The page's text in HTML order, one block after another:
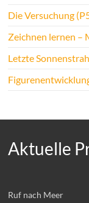
Die Versuchung
Zeichnen lernen –
Letzte
Aktuelle
Ruf nach Meer